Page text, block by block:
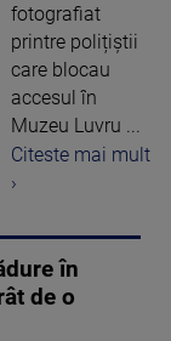
fotografiat
printre polițiștii
care blocau
accesul în
Muzeu Luvru ...
Citeste mai mult
›
în
de o